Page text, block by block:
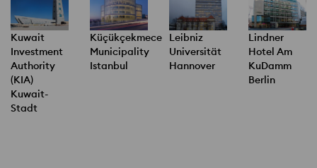
Kuwait
Investment
Authority
(KIA)
Kuwait-
Stadt
Küçükçekmece
Municipality
Istanbul
Leibniz
Universität
Hannover
Lindner
Hotel Am
KuDamm
Berlin